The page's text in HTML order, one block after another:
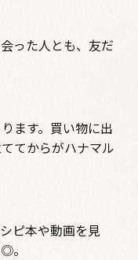
った人とも、友だ
ます。買い物に出
てからがハナマル
ピ本や動画を見
。